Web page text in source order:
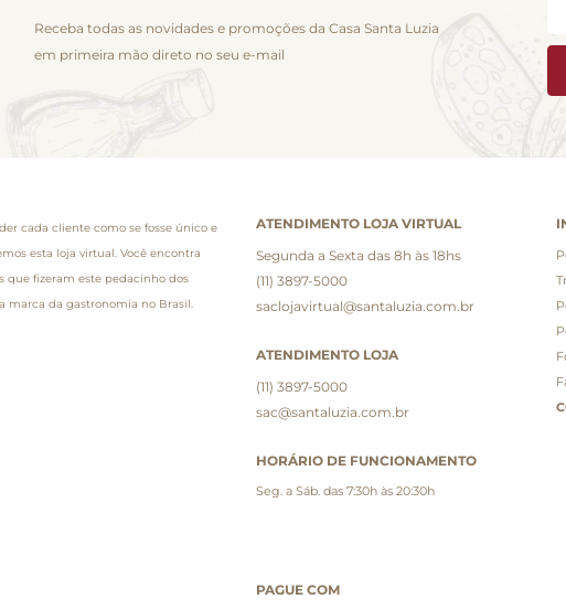
Receba todas as novidades e promoções da Casa Santa Luzia
em primeira mão direto no seu e-mail
cada cliente como se fosse único e
esta loja virtual. Você encontra
que fizeram este pedacinho dos
marca da gastronomia no Brasil.
ATENDIMENTO LOJA VIRTUAL
Segunda a Sexta das 8h às 18hs
(11) 3897-5000
saclojavirtual@santaluzia.com.br
ATENDIMENTO LOJA
(11) 3897-5000
sac@santaluzia.com.br
HORÁRIO DE FUNCIONAMENTO
Seg. a Sáb. das 7:30h às 20:30h
PAGUE COM